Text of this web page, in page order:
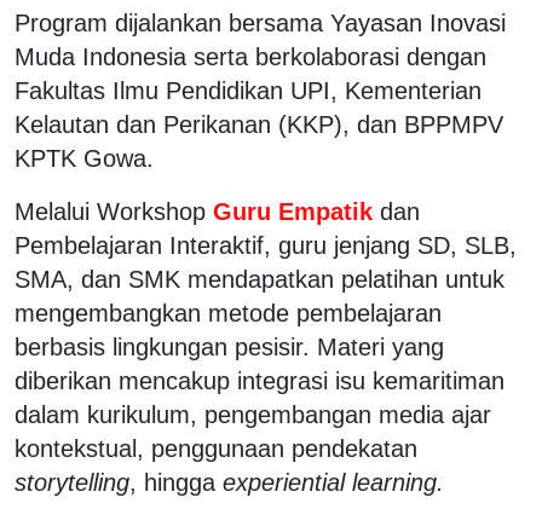
Program dijalankan bersama Yayasan Inovasi
Muda Indonesia serta berkolaborasi dengan
Fakultas Ilmu Pendidikan UPI, Kementerian
Kelautan dan Perikanan (KKP), dan BPPMPV
KPTK Gowa.
Melalui Workshop Guru Empatik dan
Pembelajaran Interaktif, guru jenjang SD, SLB,
SMA, dan SMK mendapatkan pelatihan untuk
mengembangkan metode pembelajaran
berbasis lingkungan pesisir. Materi yang
diberikan mencakup integrasi isu kemaritiman
dalam kurikulum, pengembangan media ajar
kontekstual, penggunaan pendekatan
storytelling, hingga experiential learning.